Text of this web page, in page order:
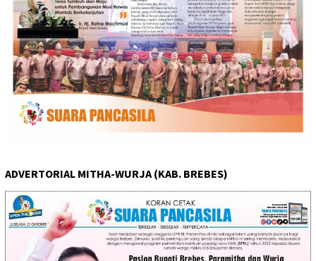
ADVERTORIAL MITHA-WURJA (KAB. BREBES)